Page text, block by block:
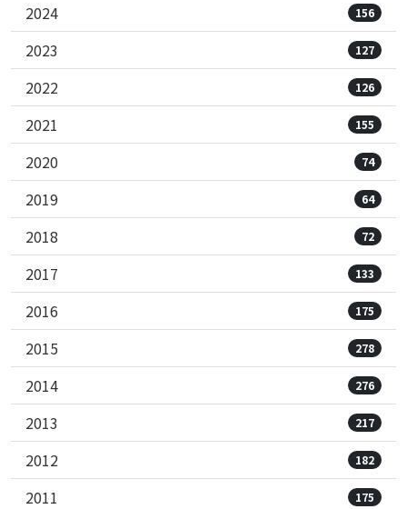
2024 156
2023 127
2022 126
2021 155
2020 74
2019 64
2018 72
2017 133
2016 175
2015 278
2014 276
2013 217
2012 182
2011 175